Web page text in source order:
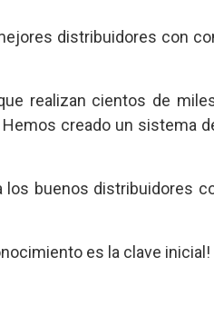
distribuidores con
realizan cientos de
creado un sistema
los buenos distribuidores
es la clave inicial!